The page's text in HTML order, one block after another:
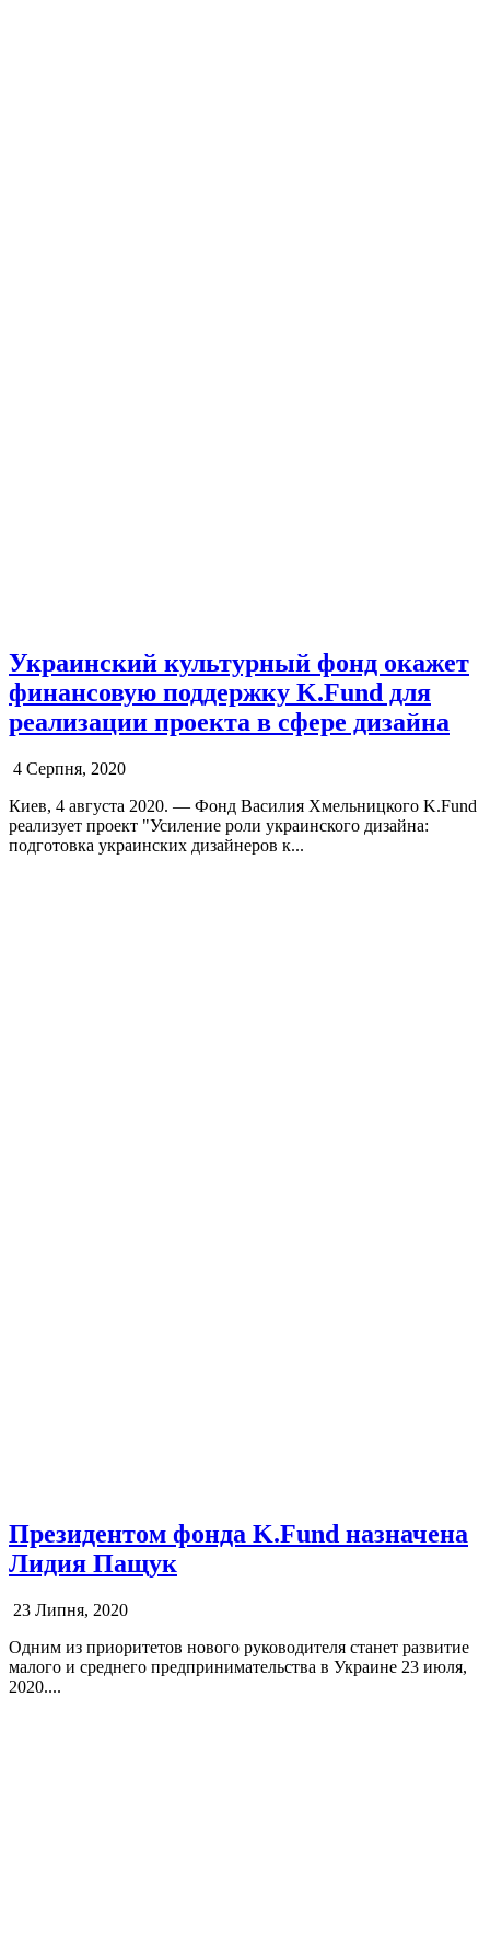
Украинский культурный фонд окажет
финансовую поддержку K.Fund для
реализации проекта в сфере дизайна
4 Серпня, 2020
Киев, 4 августа 2020. — Фонд Василия Хмельницкого K.Fund
реализует проект "Усиление роли украинского дизайна:
подготовка украинских дизайнеров к...
Президентом фонда K.Fund назначена
Лидия Пащук
23 Липня, 2020
Одним из приоритетов нового руководителя станет развитие
малого и среднего предпринимательства в Украине 23 июля,
2020....